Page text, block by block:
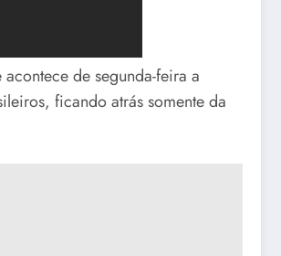
de segunda-feira a
ficando atrás somente da